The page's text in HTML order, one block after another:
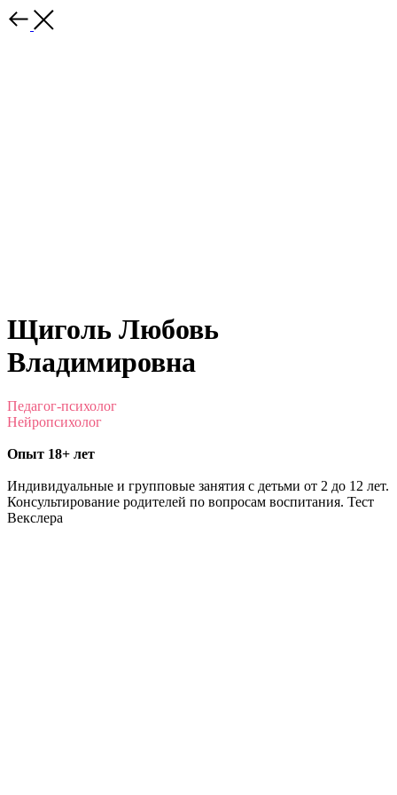
Щиголь Любовь
Владимировна
Педагог-психолог
Нейропсихолог
Опыт 18+ лет
Индивидуальные и групповые занятия с детьми от 2 до 12 лет.
Консультирование родителей по вопросам воспитания. Тест
Векслера